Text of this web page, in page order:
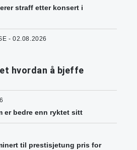
straff etter konsert i
- 02.08.2026
hvordan å bjeffe
er bedre enn ryktet sitt
til prestisjetung pris for